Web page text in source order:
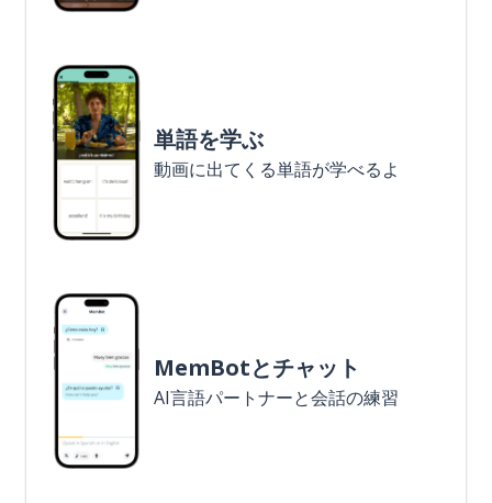
単語を学ぶ
動画に出てくる単語が学べるよ
MemBotとチャット
AI言語パートナーと会話の練習